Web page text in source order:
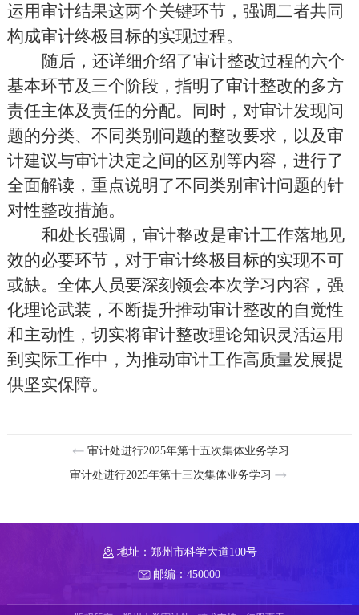
运用审计结果这两个关键环节，强调二者共同
构成审计终极目标的实现过程。
随后，还详细介绍了审计整改过程的六个
基本环节及三个阶段，指明了审计整改的多方
责任主体及责任的分配。同时，对审计发现问
题的分类、不同类别问题的整改要求，以及审
计建议与审计决定之间的区别等内容，进行了
全面解读，重点说明了不同类别审计问题的针
对性整改措施。
和处长强调，审计整改是审计工作落地见
效的必要环节，对于审计终极目标的实现不可
或缺。全体人员要深刻领会本次学习内容，强
化理论武装，不断提升推动审计整改的自觉性
和主动性，切实将审计整改理论知识灵活运用
到实际工作中，为推动审计工作高质量发展提
供坚实保障。
审计处进行2025年第十五次集体业务学习
审计处进行2025年第十三次集体业务学习
地址：郑州市科学大道100号
邮编：450000